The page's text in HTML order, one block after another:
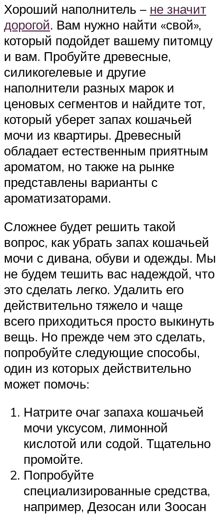
Хороший наполнитель – не значит
дорогой. Вам нужно найти «свой»,
который подойдет вашему питомцу
и вам. Пробуйте древесные,
силикогелевые и другие
наполнители разных марок и
ценовых сегментов и найдите тот,
который уберет запах кошачьей
мочи из квартиры. Древесный
обладает естественным приятным
ароматом, но также на рынке
представлены варианты с
ароматизаторами.
Сложнее будет решить такой
вопрос, как убрать запах кошачьей
мочи с дивана, обуви и одежды. Мы
не будем тешить вас надеждой, что
это сделать легко. Удалить его
действительно тяжело и чаще
всего приходиться просто выкинуть
вещь. Но прежде чем это сделать,
попробуйте следующие способы,
один из которых действительно
может помочь:
Натрите очаг запаха кошачьей
мочи уксусом, лимонной
кислотой или содой. Тщательно
промойте.
Попробуйте
специализированные средства,
например, Дезосан или Зоосан